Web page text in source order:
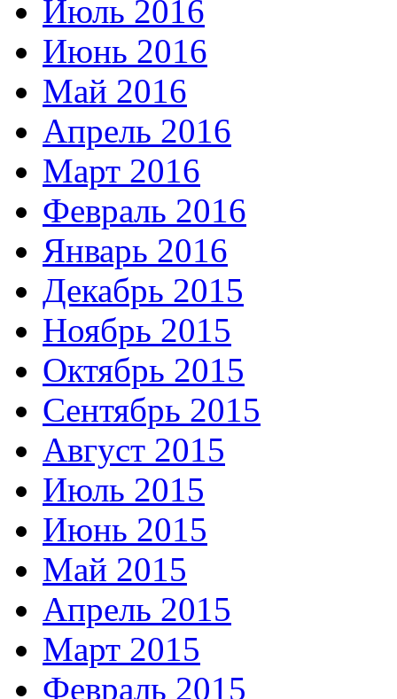
Июль 2016
Июнь 2016
Май 2016
Апрель 2016
Март 2016
Февраль 2016
Январь 2016
Декабрь 2015
Ноябрь 2015
Октябрь 2015
Сентябрь 2015
Август 2015
Июль 2015
Июнь 2015
Май 2015
Апрель 2015
Март 2015
Февраль 2015